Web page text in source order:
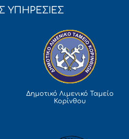
ΥΠΗΡΕΣΙΕΣ
Δημοτικό Λιμενικό Ταμείο
Κορίνθου